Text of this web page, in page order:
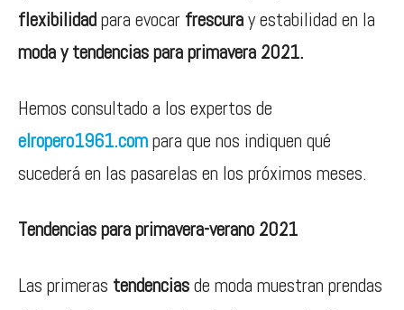
flexibilidadpara evocar frescuray estabilidad en la
moda y tendencias para primavera 2021.
Hemos consultado a los expertos de
elropero1961.compara que nos indiquen qué
sucederá en las pasarelas en los próximos meses.
Tendencias para primavera-verano 2021
Las primeras tendenciasde moda muestran prendas